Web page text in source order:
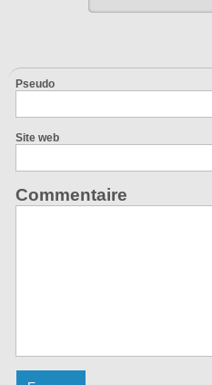
Pseudo
Site web
Commentaire